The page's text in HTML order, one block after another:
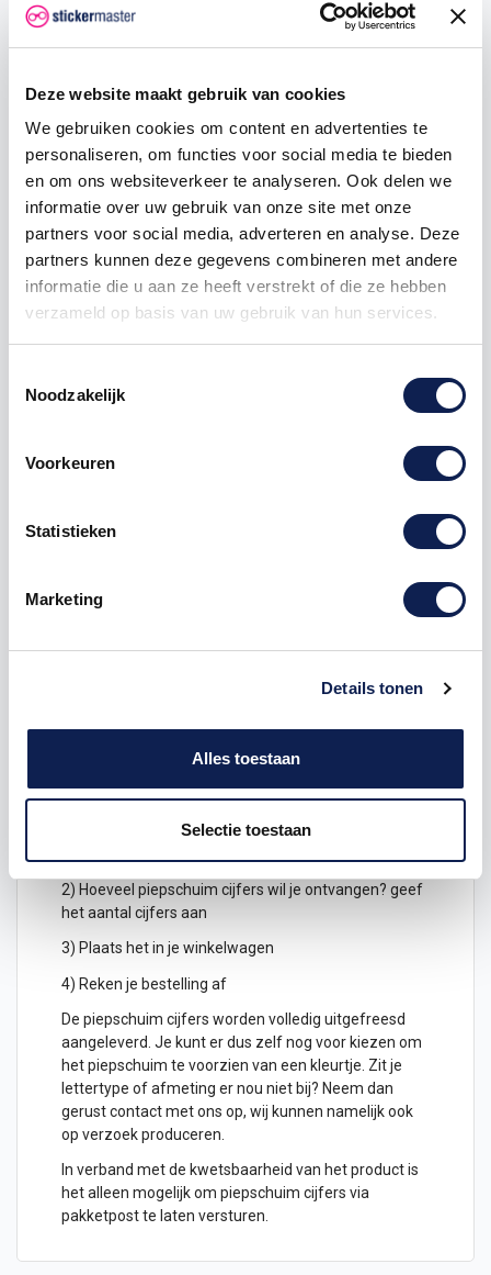
Deze website maakt gebruik van cookies
We gebruiken cookies om content en advertenties te
personaliseren, om functies voor social media te bieden
en om ons websiteverkeer te analyseren. Ook delen we
informatie over uw gebruik van onze site met onze
partners voor social media, adverteren en analyse. Deze
partners kunnen deze gegevens combineren met andere
informatie die u aan ze heeft verstrekt of die ze hebben
verzameld op basis van uw gebruik van hun services.
Noodzakelijk
Voorkeuren
Statistieken
Marketing
Details tonen
Alles toestaan
Selectie toestaan
15 € 2,25
€ 10,00
200 € 0,25 € 50,00
500 € 0,20 € 150,00
€ 262,50
vanaf een hoogte van 5 cm tot een hoogte van 80
is niet geschikt om buiten te gebruiken maar wel
uitermate geschikt voor binnen gebruik. Hoe moet je
1) Geef aan welke formaat je wenst te ontvangen, de
2) Hoeveel piepschuim cijfers wil je ontvangen? geef
het aantal cijfers aan
3) Plaats het in je winkelwagen
4) Reken je bestelling af
De piepschuim cijfers worden volledig uitgefreesd
aangeleverd. Je kunt er dus zelf nog voor kiezen om
het piepschuim te voorzien van een kleurtje. Zit je
lettertype of afmeting er nou niet bij? Neem dan
gerust contact met ons op, wij kunnen namelijk ook
op verzoek produceren.
In verband met de kwetsbaarheid van het product is
het alleen mogelijk om piepschuim cijfers via
pakketpost te laten versturen.